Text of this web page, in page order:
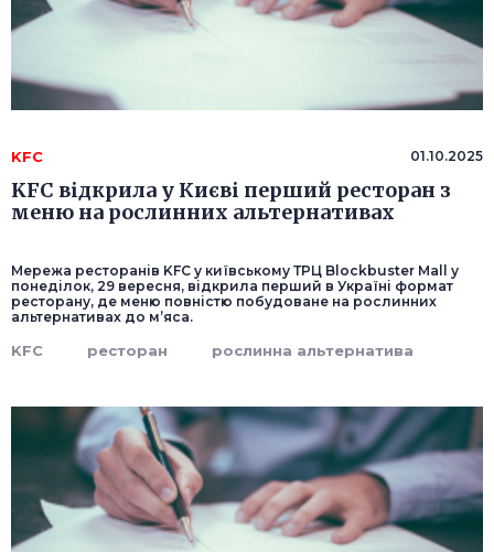
KFC 01.10.2025
KFC відкрила у Києві перший ресторан з
меню на рослинних альтернативах
Мережа ресторанів KFC у київському ТРЦ Blockbuster Mall у
понеділок, 29 вересня, відкрила перший в Україні формат
ресторану, де меню повністю побудоване на рослинних
альтернативах до м’яса.
KFC ресторан рослинна альтернатива